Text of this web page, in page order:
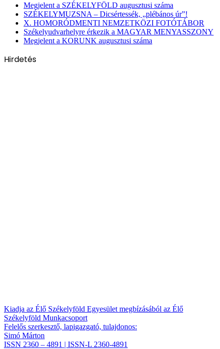
Megjelent a SZÉKELYFÖLD augusztusi száma
SZÉKELYMUZSNA – Dicsértessék, „plébános úr”!
X. HOMORÓDMENTI NEMZETKÖZI FOTÓTÁBOR
Székelyudvarhelyre érkezik a MAGYAR MENYASSZONY
Megjelent a KORUNK augusztusi száma
Hirdetés
Kiadja az Élő Székelyföld Egyesület megbízásából az Élő
Székelyföld Munkacsoport
Felelős szerkesztő, lapigazgató, tulajdonos:
Simó Márton
ISSN 2360 – 4891 | ISSN-L 2360-4891